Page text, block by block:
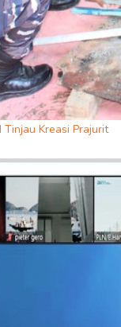
Kreasi Prajurit